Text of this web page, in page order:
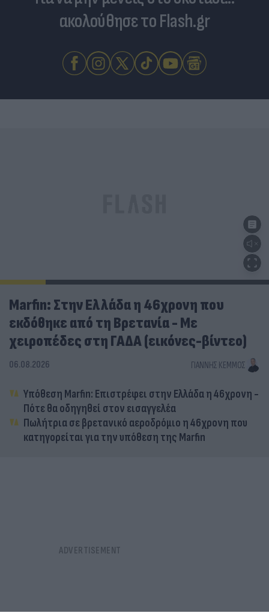
ακολούθησε το Flash.gr
Marfin: Στην Ελλάδα η 46χρονη που
εκδόθηκε από τη Βρετανία - Με
χειροπέδες στη ΓΑΔΑ (εικόνες-βίντεο)
06.08.2026 ΓΙΆΝΝΗΣ ΚΈΜΜΟΣ
Υπόθεση Marfin: Επιστρέφει στην Ελλάδα η 46χρονη -
Πότε θα οδηγηθεί στον εισαγγελέα
Πωλήτρια σε βρετανικό αεροδρόμιο η 46χρονη που
κατηγορείται για την υπόθεση της Marfin